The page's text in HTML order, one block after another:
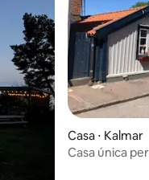
Casa ⋅ Kalmar
Casa única